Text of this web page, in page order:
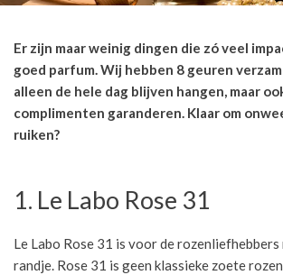
Er zijn maar weinig dingen die zó veel
goed parfum. Wij hebben 8 geuren
alleen de hele dag blijven hangen, maar
complimenten garanderen. Klaar om
ruiken?
1. Le Labo Rose 31
Le Labo Rose 31 is voor de rozenliefhebbers
randje. Rose 31 is geen klassieke zoete